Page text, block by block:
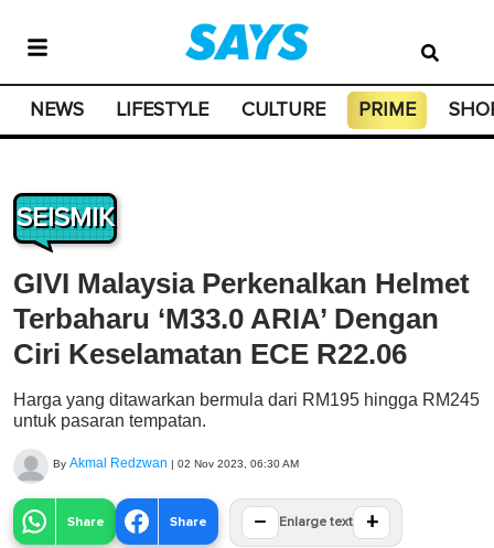
NEWS LIFESTYLE CULTURE PRIME
SEISMIK
GIVI Malaysia Perkenalkan Helmet
Terbaharu ‘M33.0 ARIA’ Dengan
Ciri Keselamatan ECE R22.06
Harga yang ditawarkan bermula dari RM195 hingga RM245
untuk pasaran tempatan.
By Akmal Redzwan | 02 Nov 2023, 06:30 AM
Share Share − Enlarge text +